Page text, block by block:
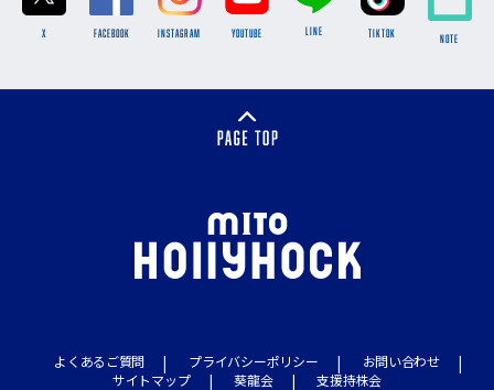
X FACEBOOK INSTAGRAM YOUTUBE LINE TikTok NOTE
よくあるご質問 プライバシーポリシー
お問い合わせ
サイトマップ
葵龍会 支援持株会